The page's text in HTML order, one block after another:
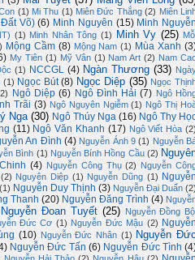
(1) Mi Thu (1) Miên Đức Thắng (2) Miên
Võ) (6) Minh Nguyên (15) Minh
(1) Minh Nhân Tông (1) Minh Vy (25)
Mộng Cầm (8) Mộng Nam (1) Mùa Xanh
My Tiên (1) Mỹ Vân (1) Nam Art (2) Nam
(1) NCCGL (4) Ngàn Thương (33)
(1) Ngọc Bút (8) Ngọc Diệp (35) Ngọc
Ngô Diệp (6) Ngô Đình Hải (7) Ngô
Trãi (3) Ngô Nguyên Ngiễm (1) Ngô Thị
Nga (30) Ngô Thúy Nga (16) Ngô Thy
(11) Ngô Văn Khanh (17) Ngô Viết Hòa
An Đình (4) Nguyễn Ánh 9 (1) Nguyễn
Bình (1) Nguyễn Bính Hồng Cầu (2)
(4) Nguyễn Công Thụ (2) Nguyễn
(2) Nguyên Diệp (1) Nguyễn Dũng (1)
(1) Nguyễn Duy Thịnh (3) Nguyễn Đại Duẩn
Thanh (20) Nguyễn Đăng Trình (4)
Nguyễn Đoan Tuyết (25)
Nguyễn Đồng
Đức Cơ (1) Nguyễn Đức Mậu (2)
(10) Nguyễn Đức Nhân (1) Nguyễn
Nguyễn Đức Tấn (6) Nguyễn Đức Tình